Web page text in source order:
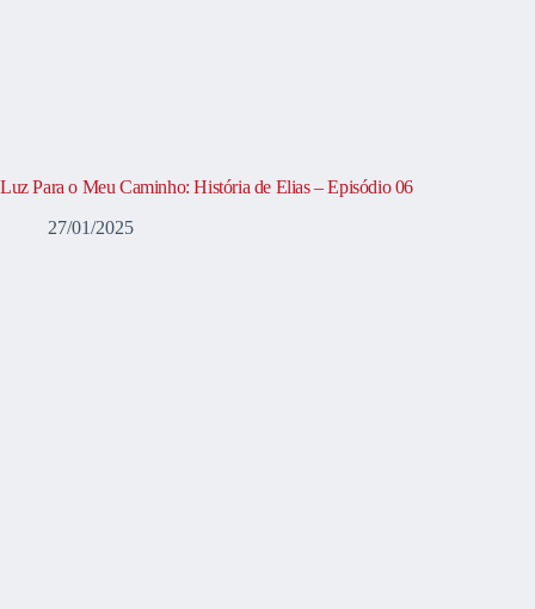
Luz Para o Meu Caminho: História de Elias – Episódio 06
27/01/2025